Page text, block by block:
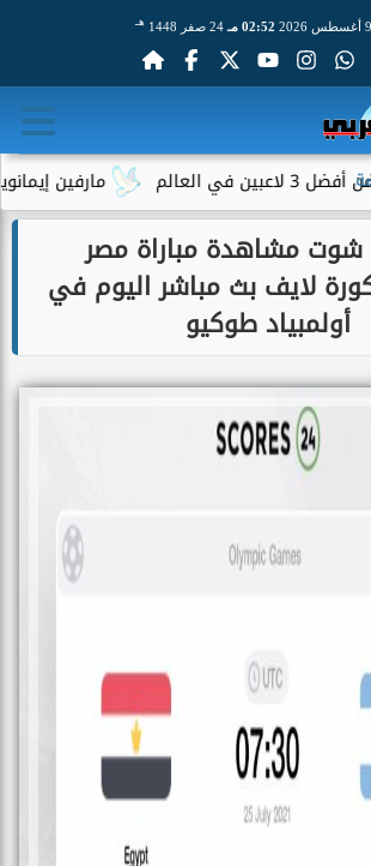
02:52 مـ 24 صفر 1448 هـ
مارفين
شوت مشاهدة مباراة مصر
كورة لايف بث مباشر اليوم في
أولمبياد طوكيو